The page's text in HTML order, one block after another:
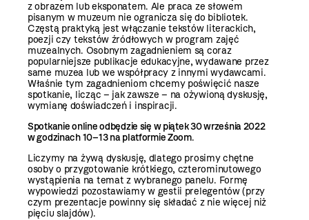
z obrazem lub eksponatem. Ale praca ze słowem
pisanym w muzeum nie ogranicza się do bibliotek.
Częstą praktyką jest włączanie tekstów literackich,
poezji czy tekstów źródłowych w program zajęć
muzealnych. Osobnym zagadnieniem są coraz
popularniejsze publikacje edukacyjne, wydawane przez
same muzea lub we współpracy z innymi wydawcami.
Właśnie tym zagadnieniom chcemy poświęcić nasze
spotkanie, licząc – jak zawsze – na ożywioną dyskusję,
wymianę doświadczeń i inspiracji.
Spotkanie online odbędzie się w piątek 30 września 2022
w godzinach 10–13 na platformie Zoom.
Liczymy na żywą dyskusję, dlatego prosimy chętne
osoby o przygotowanie krótkiego, czterominutowego
wystąpienia na temat z wybranego panelu. Formę
wypowiedzi pozostawiamy w gestii prelegentów (przy
czym prezentacje powinny się składać z nie więcej niż
pięciu slajdów).